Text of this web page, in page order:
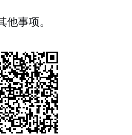
他事项。